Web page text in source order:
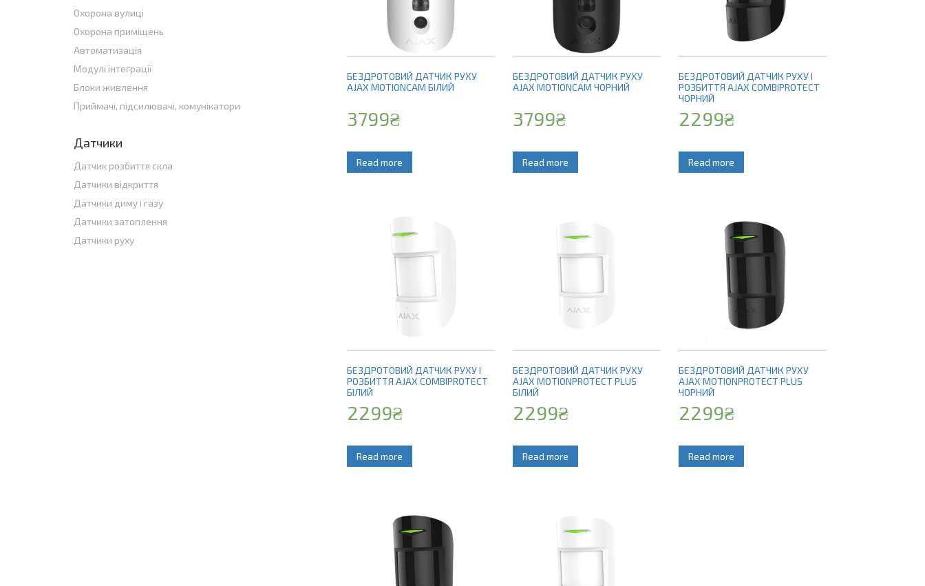
БЕЗДРОТОВИЙ ДАТЧИК РУХУ
AJAX MOTIONCAM БІЛИЙ
3799₴
Read more
БЕЗДРОТОВИЙ ДАТЧИК РУХУ
AJAX MOTIONCAM ЧОРНИЙ
3799₴
Read more
БЕЗДРОТОВИЙ ДАТЧИК РУХУ І
РОЗБИТТЯ AJAX COMBIPROTECT
ЧОРНИЙ
2299₴
Read more
БЕЗДРОТОВИЙ ДАТЧИК РУХУ І
РОЗБИТТЯ AJAX COMBIPROTECT
БІЛИЙ
2299₴
Read more
БЕЗДРОТОВИЙ ДАТЧИК РУХУ
AJAX MOTIONPROTECT PLUS
БІЛИЙ
2299₴
Read more
БЕЗДРОТОВИЙ ДАТЧИК РУХУ
AJAX MOTIONPROTECT PLUS
ЧОРНИЙ
2299₴
Read more
Охорона вулиці
Охорона приміщень
Автоматизація
Модулі інтеграції
Блоки живлення
Приймачі, підсилювачі, комунікатори
Датчики
Датчик розбиття скла
Датчики відкриття
Датчики диму і газу
Датчики затоплення
Датчики руху